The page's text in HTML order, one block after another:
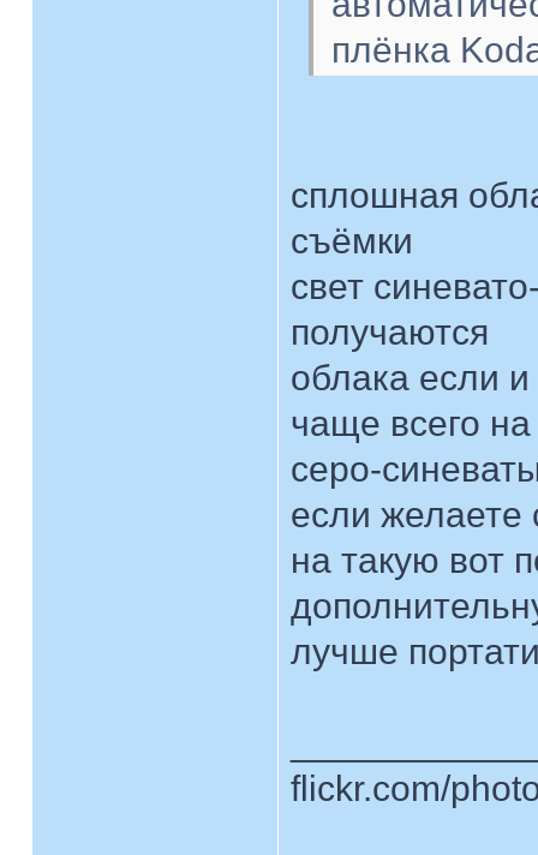
плёнка
сплошная
съёмки
свет
получаются
облака если
чаще всего
серо-
если желаете
на такую вот
лучше
flickr.com/